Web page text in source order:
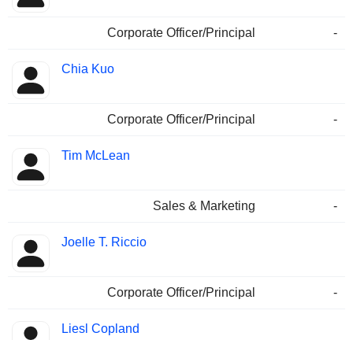
Corporate Officer/Principal -
Chia Kuo
Corporate Officer/Principal -
Tim McLean
Sales & Marketing -
Joelle T. Riccio
Corporate Officer/Principal -
Liesl Copland